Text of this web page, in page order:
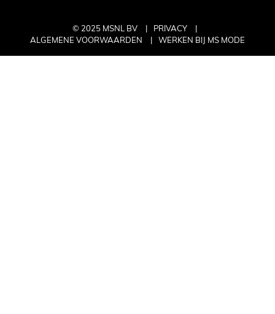
© 2025 MSNL BV
PRIVACY
ALGEMENE VOORWAARDEN
WERKEN BIJ MS MODE